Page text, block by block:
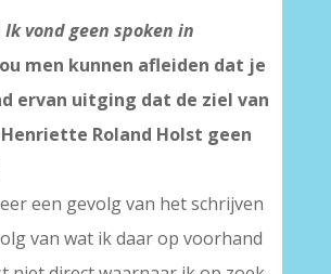
Ik vond geen spoken in
men kunnen afleiden dat je
ervan uitging dat de ziel van
Roland Holst geen
een gevolg van het schrijven
van wat ik daar op voorhand